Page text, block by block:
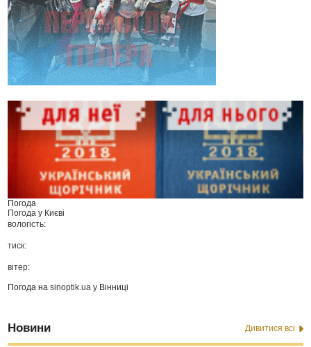
Погода
Погода у Києві
вологість:
тиск:
вітер:
Погода наsinoptik.ua у Вінниці
Новини Дивитися всі